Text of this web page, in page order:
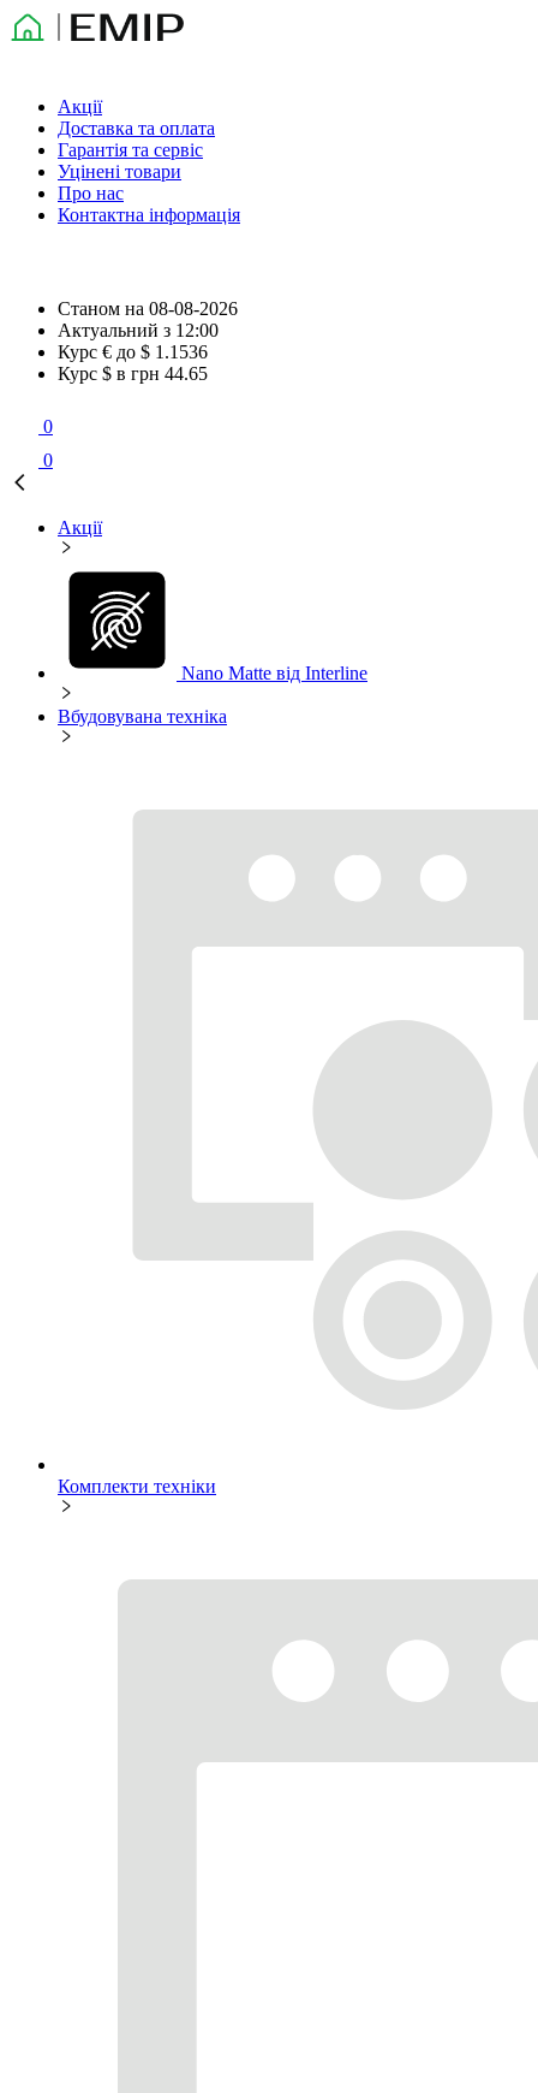
Акції
Доставка та оплата
Гарантія та сервіс
Уцінені товари
Про нас
Контактна інформація
Станом на 08-08-2026
Актуальний з 12:00
Курс € до $ 1.1536
Курс $ в грн 44.65
0
0
Акції
Nano Matte від Interline
Вбудовувана техніка
Комплекти техніки